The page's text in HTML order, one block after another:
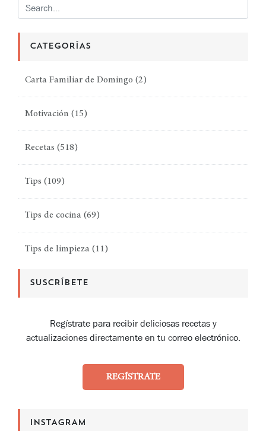
CATEGORÍAS
Carta Familiar de Domingo (2)
Motivación (15)
Recetas (518)
Tips (109)
Tips de cocina (69)
Tips de limpieza (11)
SUSCRÍBETE
Regístrate para recibir deliciosas recetas y
actualizaciones directamente en tu correo electrónico.
REGÍSTRATE
INSTAGRAM